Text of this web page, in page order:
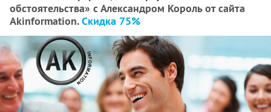
обстоятельства» с Александром Король от сайта
Akinformation.Скидка 75%